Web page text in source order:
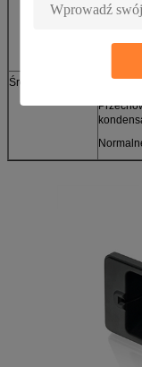
Kontakt
Środowisko
Praca: